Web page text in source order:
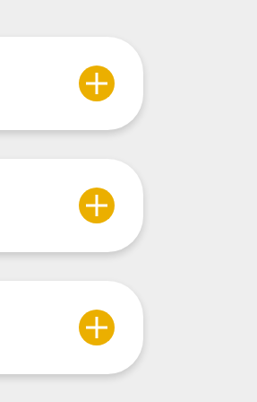
de la
transforme.
proximité, via
de la
de la